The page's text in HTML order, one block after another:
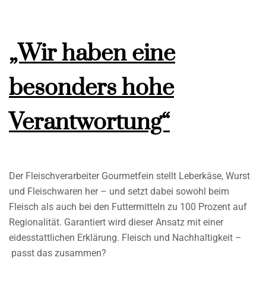
„Wir haben eine
besonders hohe
Verantwortung“
Der Fleischverarbeiter Gourmetfein stellt Leberkäse, Wurst
und Fleischwaren her – und setzt dabei sowohl beim
Fleisch als auch bei den Futtermitteln zu 100 Prozent auf
Regionalität. Garantiert wird dieser Ansatz mit einer
eidesstattlichen Erklärung. Fleisch und Nachhaltigkeit –
passt das zusammen?